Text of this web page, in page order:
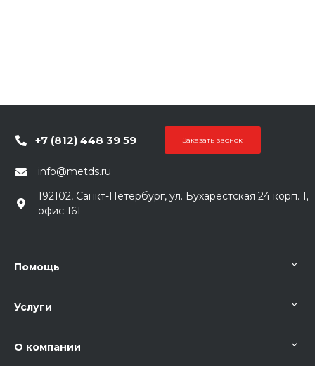
+7 (812) 448 39 59 Заказать звонок
info@metds.ru
192102, Санкт-Петербург, ул. Бухарестская 24 корп. 1,
офис 161
Помощь
Услуги
О компании